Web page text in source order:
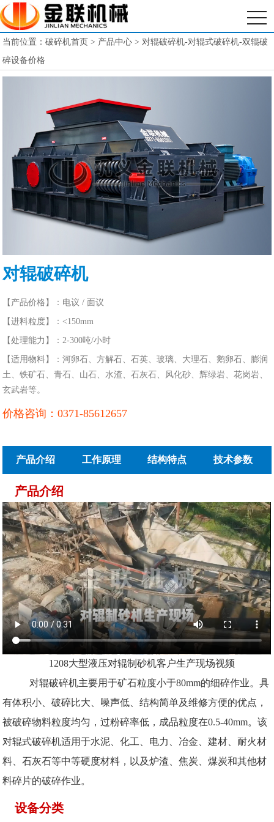
当前位置：破碎机首页 > 产品中心 > 对辊破碎机-对辊式破碎机-双辊破
碎设备价格
对辊破碎机
【产品价格】：电议 / 面议
【进料粒度】：<150mm
【处理能力】：2-300吨/小时
【适用物料】：河卵石、方解石、石英、玻璃、大理石、鹅卵石、膨润
土、铁矿石、青石、山石、水渣、石灰石、风化砂、辉绿岩、花岗岩、
玄武岩等。
价格咨询：0371-85612657
产品介绍 工作原理 结构特点 技术参数
产品介绍
1208大型液压对辊制砂机客户生产现场视频
对辊破碎机主要用于矿石粒度小于80mm的细碎作业。具
有体积小、破碎比大、噪声低、结构简单及维修方便的优点，
被破碎物料粒度均匀，过粉碎率低，成品粒度在0.5-40mm。该
对辊式破碎机适用于水泥、化工、电力、冶金、建材、耐火材
料、石灰石等中等硬度材料，以及炉渣、焦炭、煤炭和其他材
料碎片的破碎作业。
设备分类